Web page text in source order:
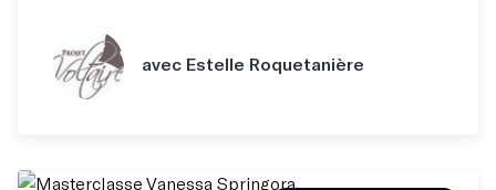
avec Estelle Roquetanière